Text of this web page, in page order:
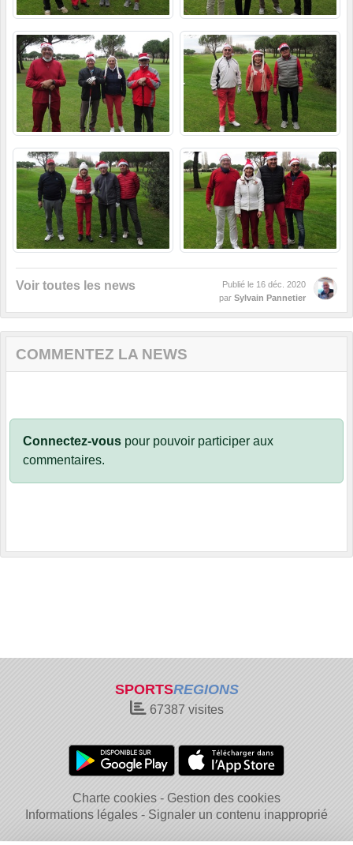
Voir toutes les news Publié le 16 déc. 2020
par Sylvain Pannetier
COMMENTEZ LA NEWS
Connectez-vous pour pouvoir participer aux
commentaires.
SPORTSREGIONS
67387 visites
Charte cookies
Gestion des cookies
Informations légales
Signaler un contenu inapproprié